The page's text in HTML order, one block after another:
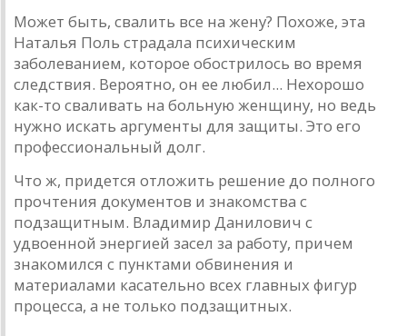
Может быть, свалить все на жену? Похоже, эта
Наталья Поль страдала психическим
заболеванием, которое обострилось во время
следствия. Вероятно, он ее любил... Нехорошо
как-то сваливать на больную женщину, но ведь
нужно искать аргументы для защиты. Это его
профессиональный долг.
Что ж, придется отложить решение до полного
прочтения документов и знакомства с
подзащитным. Владимир Данилович с
удвоенной энергией засел за работу, причем
знакомился с пунктами обвинения и
материалами касательно всех главных фигур
процесса, а не только подзащитных.